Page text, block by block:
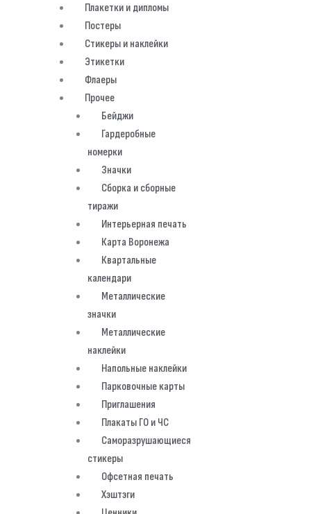
Плакетки и дипломы
Постеры
Стикеры и наклейки
Этикетки
Флаеры
Прочее
Бейджи
Гардеробные
номерки
Значки
Сборка и сборные
тиражи
Интерьерная печать
Карта Воронежа
Квартальные
календари
Металлические
значки
Металлические
наклейки
Напольные наклейки
Парковочные карты
Приглашения
Плакаты ГО и ЧС
Саморазрушающиеся
стикеры
Офсетная печать
Хэштэги